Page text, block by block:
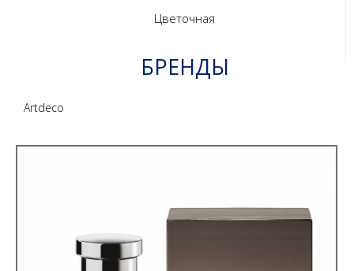
Цветочная
БРЕНДЫ
Artdeco